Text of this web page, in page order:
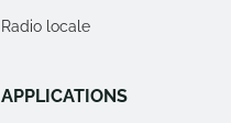
Radio locale
APPLICATIONS